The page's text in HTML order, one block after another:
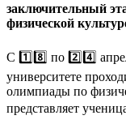
заключительный
физической
С 1️⃣8️⃣ по 2️⃣4️⃣
университете
олимпиады по
представляет